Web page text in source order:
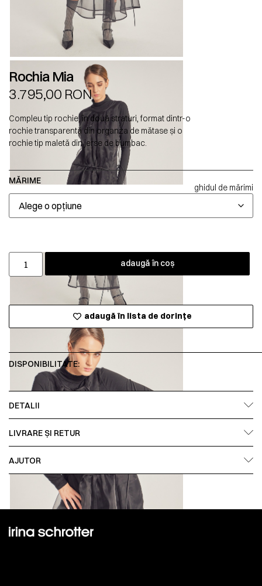
Rochia Mia
3.795,00 RON
Compleu tip rochie, în două straturi, format dintr-o
rochie transparentă din organza de mătase și o
rochie tip maletă din jerse de bumbac.
MĂRIME
ghidul de mărimi
adaugă în coș
adaugă în lista de dorințe
DISPONIBILITATE:
DETALII
LIVRARE ȘI RETUR
AJUTOR